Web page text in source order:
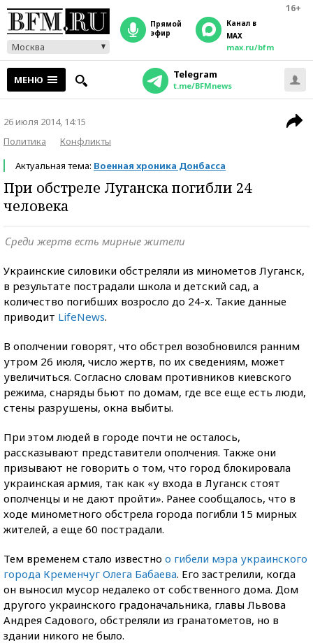
16+
Москва
прямой
эфир
Канал в
MAX
max.ru/bfm
МЕНЮ Telegram
t.me/BFMnews
26 июля 2014, 14:15
Политика
Конфликты
Актуальная тема: Военная хроника Донбасса
При обстреле Луганска погибли 24
человека
Среди жертв есть мирные жители
Украинские силовики обстреляли из минометов Луганск,
в результате пострадали школа и детский сад, а
количество погибших возросло до 24-х. Такие данные
приводит LifeNews.
В ополчении говорят, что обстрел возобновился ранним
утром 26 июля, число жертв, по их сведениям, может
увеличиться. Согласно словам противников киевского
режима, снаряды бьют по домам, где все еще есть люди,
стены разрушены, окна выбиты.
При этом людей в городе почти не осталось,
рассказывают представители ополчения. Также они
призывают не говорить о том, что город блокировала
украинская армия, так как «у входа в Луганск стоят
ополченцы и не дают пройти». Ранее сообщалось, что в
ходе минометного обстрела города погибли 15 мирных
жителей, а еще 60 пострадали.
Тем временем стало известно о гибели мэра украинского
города Кременчуг Олега Бабаева. Его застрелили, когда
он выносил мусор недалеко от собственного дома. Дом
другого украинского градоначальника, главы Львова
Андрея Садового, обстреляли из гранатометов, но в
здании никого не было.